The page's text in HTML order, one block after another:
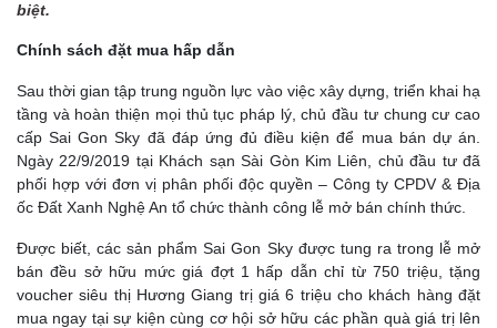
biệt.
Chính sách đặt mua hấp dẫn
Sau thời gian tập trung nguồn lực vào việc xây dựng, triển khai hạ
tầng và hoàn thiện mọi thủ tục pháp lý, chủ đầu tư chung cư cao
cấp Sai Gon Sky đã đáp ứng đủ điều kiện để mua bán dự án.
Ngày 22/9/2019 tại Khách sạn Sài Gòn Kim Liên, chủ đầu tư đã
phối hợp với đơn vị phân phối độc quyền – Công ty CPDV & Địa
ốc Đất Xanh Nghệ An tổ chức thành công lễ mở bán chính thức.
Được biết, các sản phẩm Sai Gon Sky được tung ra trong lễ mở
bán đều sở hữu mức giá đợt 1 hấp dẫn chỉ từ 750 triệu, tặng
voucher siêu thị Hương Giang trị giá 6 triệu cho khách hàng đặt
mua ngay tại sự kiện cùng cơ hội sở hữu các phần quà giá trị lên